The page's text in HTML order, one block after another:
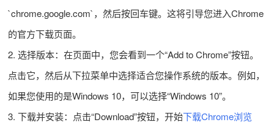
`chrome.google.com`，然后按回车键。这将引导您进入Chrome
的官方下载页面。
2. 选择版本：在页面中，您会看到一个“Add to Chrome”按钮。
点击它，然后从下拉菜单中选择适合您操作系统的版本。例如，
如果您使用的是Windows 10，可以选择“Windows 10”。
3. 下载并安装：点击“Download”按钮，开始下载Chrome浏览